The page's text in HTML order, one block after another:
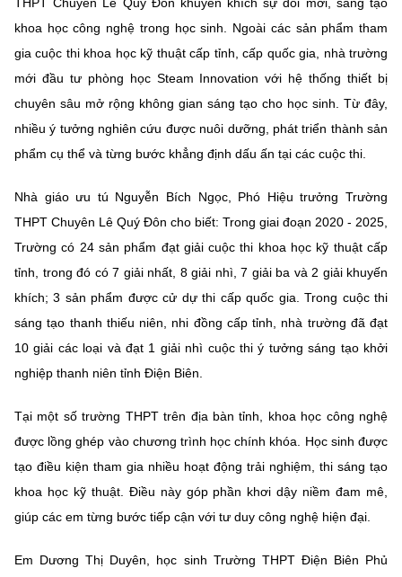
BỘ KHOA HỌC VÀ CÔNG NGHỆ
MINISTRY OF SCIENCE AND TECHNOLOGY
Điều khoản sử dụng Theo dõi MST: Góp ý
Cơ quan chủ quản: Bộ Khoa học và Công nghệ (MST)
Chịu trách nhiệm nội dung: Nguyễn Thị Hải Hằng
Liên hệ
Địa chỉ: Ban Biên tập Cổng TTĐT - 18 Nguyễn Du, TP. Hà Nội
Email:stc@mst.gov.vn
©2026 Bản quyền thuộc Bộ Khoa Học và Công Nghệ
(Ghi rõ nguồn "https://mst.gov.vn" khi phát hành lại thông tin từ
website này)
khoa học công nghệ trong học sinh. Ngoài các sản phẩm tham
gia cuộc thi khoa học kỹ thuật cấp tỉnh, cấp quốc gia, nhà trường
mới đầu tư phòng học Steam Innovation với hệ thống thiết bị
chuyên sâu mở rộng không gian sáng tạo cho học sinh. Từ đây,
nhiều ý tưởng nghiên cứu được nuôi dưỡng, phát triển thành sản
phẩm cụ thể và từng bước khẳng định dấu ấn tại các cuộc thi.
Nhà giáo ưu tú Nguyễn Bích Ngọc, Phó Hiệu trưởng Trường
THPT Chuyên Lê Quý Đôn cho biết: Trong giai đoạn 2020 - 2025,
Trường có 24 sản phẩm đạt giải cuộc thi khoa học kỹ thuật cấp
tỉnh, trong đó có 7 giải nhất, 8 giải nhì, 7 giải ba và 2 giải khuyến
khích; 3 sản phẩm được cử dự thi cấp quốc gia. Trong cuộc thi
sáng tạo thanh thiếu niên, nhi đồng cấp tỉnh, nhà trường đã đạt
10 giải các loại và đạt 1 giải nhì cuộc thi ý tưởng sáng tạo khởi
nghiệp thanh niên tỉnh Điện Biên.
Tại một số trường THPT trên địa bàn tỉnh, khoa học công nghệ
được lồng ghép vào chương trình học chính khóa. Học sinh được
tạo điều kiện tham gia nhiều hoạt động trải nghiệm, thi sáng tạo
khoa học kỹ thuật. Điều này góp phần khơi dậy niềm đam mê,
giúp các em từng bước tiếp cận với tư duy công nghệ hiện đại.
Em Dương Thị Duyên, học sinh Trường THPT Điện Biên Phủ